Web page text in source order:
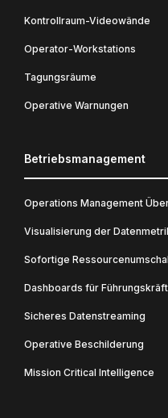
Kontrollraum-Videowände
Operator-Workstations
Tagungsräume
Operative Warnungen
Betriebsmanagement
Operations Management
Visualisierung der
Sofortige
Dashboards für
Sicheres Datenstreaming
Operative Beschilderung
Mission Critical Intelligence